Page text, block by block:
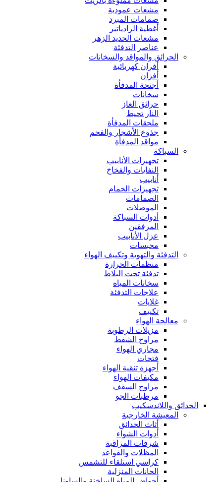
مشعات عمودية
صمامات المبرد
أغطية الرادياتير
مشعات الحديد الزهر
عناصر التدفئة
الحرائق والمواقد والسخانات
أفران كهربائية
أفران
أجنحة المدفأة
سخانات
حرائق الغاز
النار تحيط
ملحقات المدفأة
جذوع الأشجار والفحم
مواقد المدفأة
السباكة
تجهيزات الأنابيب
النفايات والفخاخ
أنابيب
تجهيزات الحمام
الصمامات
الموصلات
أدوات السباكة
المرفقين
عزل الأنابيب
محبسات
التدفئة والتهوية وتكييف الهواء
منظمات الحرارة
تدفئة تحت البلاط
سخانات المياه
علاجات التدفئة
غلايات
تكييف
معالجة الهواء
مزيلات الرطوبة
مراوح الشفط
مجاري الهواء
فتحات
أجهزة تنقية الهواء
مكيفات الهواء
مراوح السقف
مرطبات الجو
الحدائق واللاندسكيب
المعيشة الخارجية
أثاث الحدائق
أدوات الشواء
شرفات المراقبة
المظلات والقواعد
كراسي استلقاء للتشمس
الحانات المنزلية